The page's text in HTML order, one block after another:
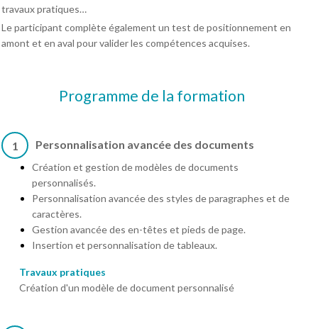
travaux pratiques…
Le participant complète également un test de positionnement en
amont et en aval pour valider les compétences acquises.
Programme de la formation
1 Personnalisation avancée des documents
Création et gestion de modèles de documents
personnalisés.
Personnalisation avancée des styles de paragraphes et de
caractères.
Gestion avancée des en-têtes et pieds de page.
Insertion et personnalisation de tableaux.
Travaux pratiques
Création d'un modèle de document personnalisé